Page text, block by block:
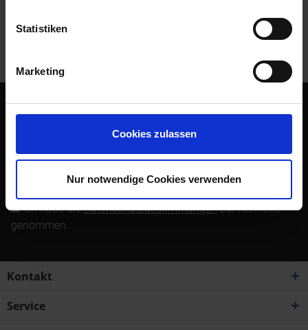
Statistiken
Marketing
Cookies zulassen
Nur notwendige Cookies verwenden
mehr
Abonnieren Sie den kostenlosen Newsletter und verpassen
Sie keine Neuigkeit oder Aktion mehr von Siebenrock.
Ich habe dieDatenschutzbestimmungenzur Kenntnis
genommen.
Kontakt
Service